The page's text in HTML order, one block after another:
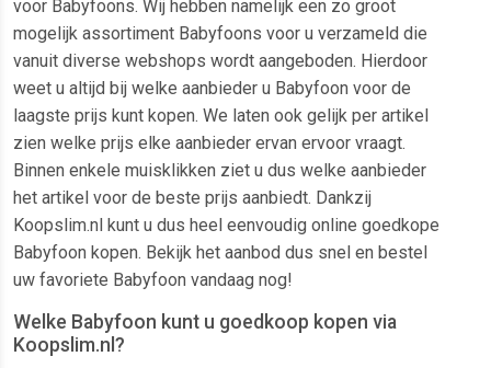
voor Babyfoons. Wij hebben namelijk een zo groot
mogelijk assortiment Babyfoons voor u verzameld die
vanuit diverse webshops wordt aangeboden. Hierdoor
weet u altijd bij welke aanbieder u Babyfoon voor de
laagste prijs kunt kopen. We laten ook gelijk per artikel
zien welke prijs elke aanbieder ervan ervoor vraagt.
Binnen enkele muisklikken ziet u dus welke aanbieder
het artikel voor de beste prijs aanbiedt. Dankzij
Koopslim.nl kunt u dus heel eenvoudig online goedkope
Babyfoon kopen. Bekijk het aanbod dus snel en bestel
uw favoriete Babyfoon vandaag nog!
Welke Babyfoon kunt u goedkoop kopen via
Koopslim.nl?